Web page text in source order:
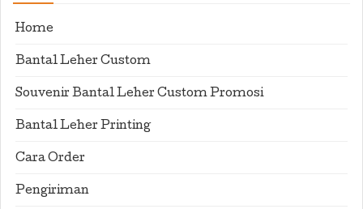
Home
Bantal Leher Custom
Souvenir Bantal Leher Custom Promosi
Bantal Leher Printing
Cara Order
Pengiriman